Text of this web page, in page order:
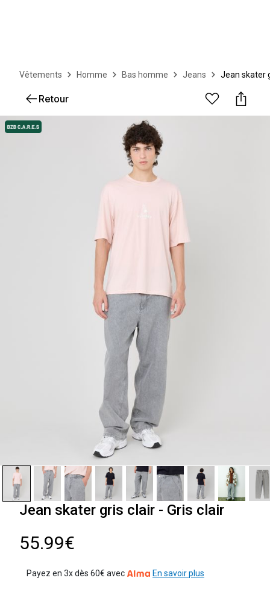
Vêtements Homme Bas homme Jeans Jean skater
Retour
Jean skater gris clair - Gris clair
55.99€
Payez en 3x dès 60€ avec En savoir plus